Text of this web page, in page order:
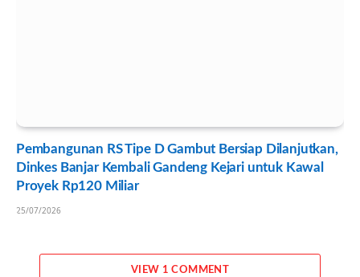
Pembangunan RS Tipe D Gambut Bersiap Dilanjutkan,
Dinkes Banjar Kembali Gandeng Kejari untuk Kawal
Proyek Rp120 Miliar
25/07/2026
VIEW 1 COMMENT